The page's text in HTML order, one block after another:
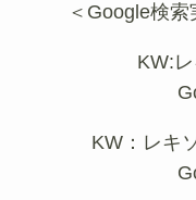
＜Google検
KW:
KW：レキ